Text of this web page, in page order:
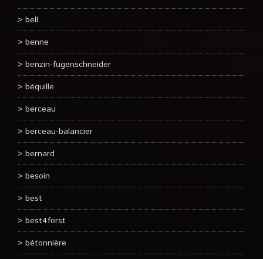
bell
benne
benzin-fugenschneider
béquille
berceau
berceau-balancier
bernard
besoin
best
best4forst
bétonnière